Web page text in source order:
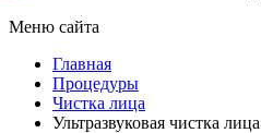
Меню сайта
Главная
Процедуры
Чистка лица
Ультразвуковая чистка лица